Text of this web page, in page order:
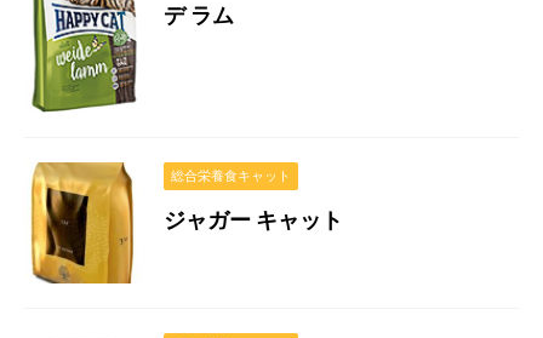
デ ラム
総合栄養食キャット
ジャガー キャット